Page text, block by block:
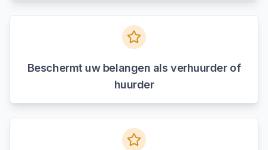
Beschermt uw belangen als verhuurder of
huurder